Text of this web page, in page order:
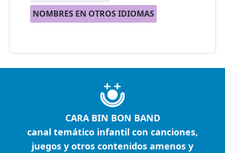
NOMBRES EN OTROS IDIOMAS
CARA BIN BON BAND
canal temático infantil con canciones,
juegos y otros contenidos amenos y